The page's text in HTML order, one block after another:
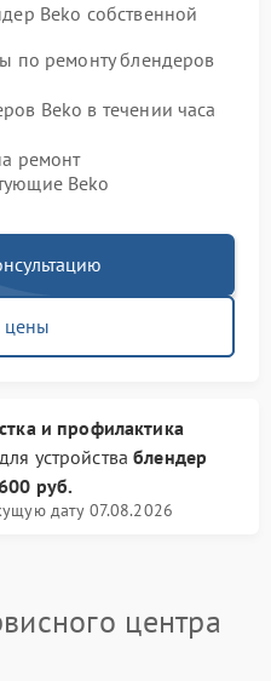
Beko собственной
по ремонту блендеров
Beko в течении часа
ремонт
Beko
и профилактика
устройстваблендер
руб.
дату 07.08.2026
центра